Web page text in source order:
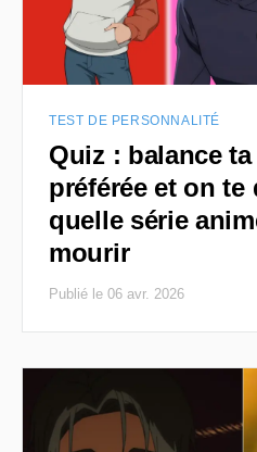
TEST DE PERSONNALITÉ
Quiz : balance
préférée et on te
quelle série
mourir
Publié le 06 avr. 2026